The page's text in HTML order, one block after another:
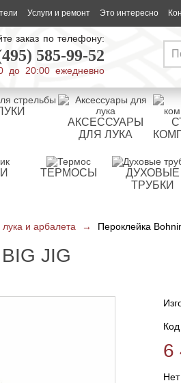
Услуги и ремонт Это интересно
заказ по телефону:
585-99-52
до 20:00 ежедневно
АКСЕССУАРЫ
ДЛЯ ЛУКА
ТЕРМОСЫ
ДУХОВЫЕ
ТРУБКИ
и арбалета → Пероклейка
JIG
6